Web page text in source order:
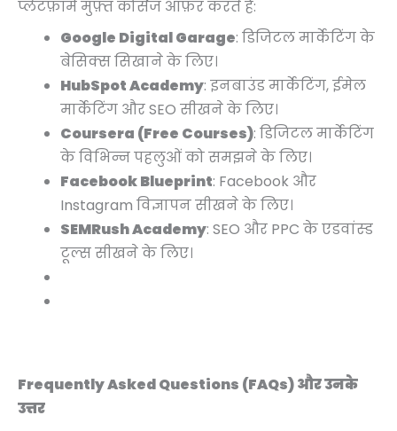
प्लेटफ़ॉर्म मुफ़्त कोर्सेज ऑफ़र करते हैं:
Google Digital Garage: डिजिटल मार्केटिंग के
बेसिक्स सिखाने के लिए।
HubSpot Academy: इनबाउंड मार्केटिंग, ईमेल
मार्केटिंग और SEO सीखने के लिए।
Coursera (Free Courses): डिजिटल मार्केटिंग
के विभिन्न पहलुओं को समझने के लिए।
Facebook Blueprint: Facebook और
Instagram विज्ञापन सीखने के लिए।
SEMRush Academy: SEO और PPC के एडवांस्ड
टूल्स सीखने के लिए।
Frequently Asked Questions (FAQs) और उनके
उत्तर